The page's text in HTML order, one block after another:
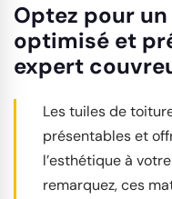
Optez pour
optimisé et
expert
Les tuiles de
présentables et
l’esthétique à
remarquez, ces